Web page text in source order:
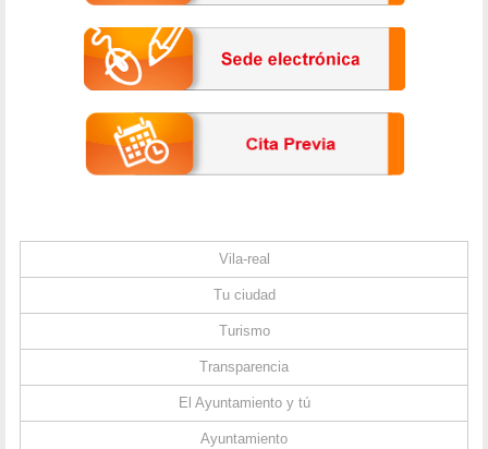
Vila-real
Tu ciudad
Turismo
Transparencia
El Ayuntamiento y tú
Ayuntamiento